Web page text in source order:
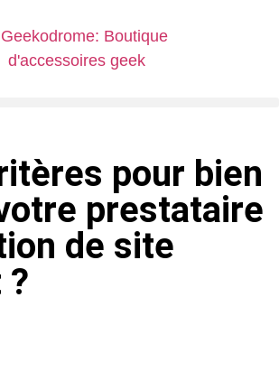
pour bien
prestataire
de site